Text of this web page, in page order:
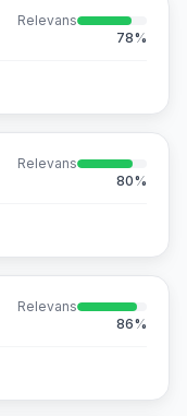
Relevans
78%
Relevans
80%
Relevans
86%